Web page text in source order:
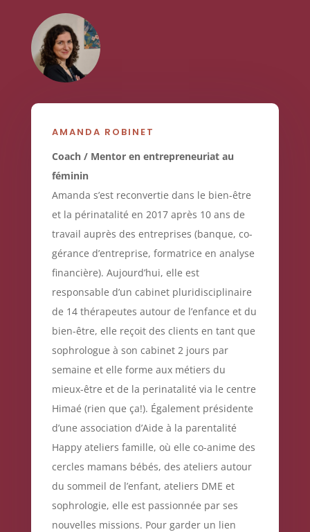
AMANDA ROBINET
Coach / Mentor en entrepreneuriat au
féminin
Amanda s’est reconvertie dans le bien-être
et la périnatalité en 2017 après 10 ans de
travail auprès des entreprises (banque, co-
gérance d’entreprise, formatrice en analyse
financière). Aujourd’hui, elle est
responsable d’un cabinet pluridisciplinaire
de 14 thérapeutes autour de l’enfance et du
bien-être, elle reçoit des clients en tant que
sophrologue à son cabinet 2 jours par
semaine et elle forme aux métiers du
mieux-être et de la perinatalité via le centre
Himaé (rien que ça!). Également présidente
d’une association d’Aide à la parentalité
Happy ateliers famille, où elle co-anime des
cercles mamans bébés, des ateliers autour
du sommeil de l’enfant, ateliers DME et
sophrologie, elle est passionnée par ses
nouvelles missions. Pour garder un lien